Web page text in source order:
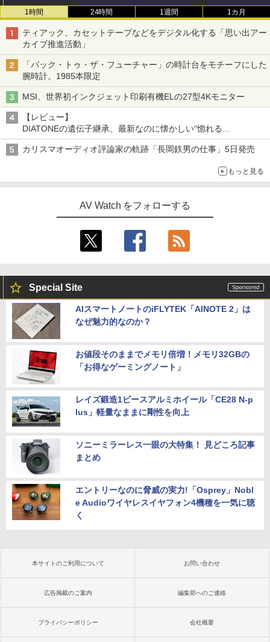
1時間 24時間 1週間 1カ月
ティアック、カセットテープなどをデジタル化する「思い出アー
カイブ推進活動」
「バック・トゥ・ザ・フューチャー」の時計台をモチーフにした
腕時計。1985本限定
MSI、世界初インクジェット印刷有機ELの27型4Kモニター
【レビュー】
DIATONEの遺伝子継承、最新なのに懐かしい“惚れる
音”Tecnologia e Cuore「DS-TC52B」を聴く
カリスマオーディオ評論家の軌跡「長岡鉄男の仕事」5日発売
もっと見る
AV Watch をフォローする
Special Site
AIスマートノートのiFLYTEK「AINOTE 2」は
なぜ魅力的なのか？
お値段そのままでメモリ倍増！メモリ32GBの
「お得なゲーミングノート」
レイズ鍛造1ピースアルミホイール「CE28 N-p
lus」軽量なままに剛性を向上
ソニーミラーレス一眼の大特集！ 見どころ記事
まとめ
エントリーなのに脅威の実力!「Osprey」Nobl
e Audioワイヤレスイヤフォン4機種を一気に聴
く
本サイトのご利用について お問い合わせ
広告掲載のご案内 編集部へのご連絡
プライバシーポリシー 会社概要